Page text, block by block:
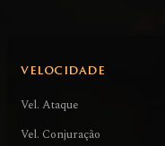
VELOCIDADE
Vel. Ataque
Vel. Conjuração